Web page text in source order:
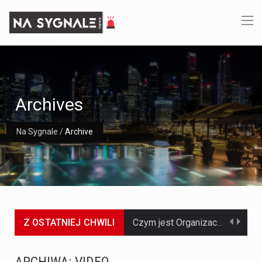
Na Sygnale /Archive
Archives
Z OSTATNIEJ CHWILI Jaką dynamikę wzrostu PKB przewidują prognozy gospodarcze dla Polski w 2026 roku? Prognozy dotyczące gospodarki Polski na rok 2026 sugerują, że Produkt Krajowy Brutto (PKB)…